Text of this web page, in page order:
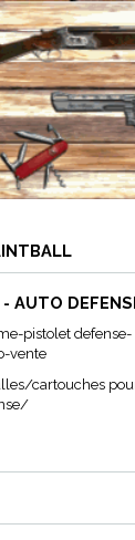
AUTO
pistolet defense-
vente
cartouches